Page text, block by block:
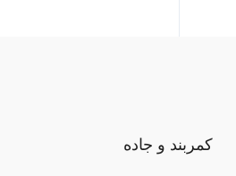
کمربند و جاده